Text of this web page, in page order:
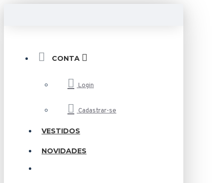
CONTA
Login
Cadastrar-se
VESTIDOS
NOVIDADES